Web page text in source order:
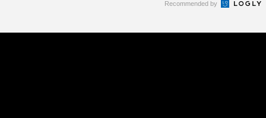
Recommended by